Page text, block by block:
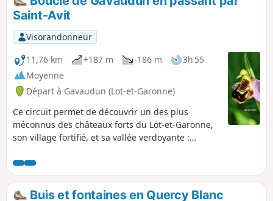
Saint-Avit
Visorandonneur
11,76 km
+187 m -186 m
3h 55
Moyenne
Départ à Gavaudun (Lot-et-Garonne)
Ce circuit permet de découvrir un des plus
méconnus des châteaux forts du Lot-et-Garonne,
son village fortifié, et sa vallée verdoyante :
son élégante église du 12e siècle.Vous
contemplerez les ruines émouvantes du Prieuré
Saint-Sardos et découvrirez la légende qui y est
Buis et fontaines en Quercy Blanc